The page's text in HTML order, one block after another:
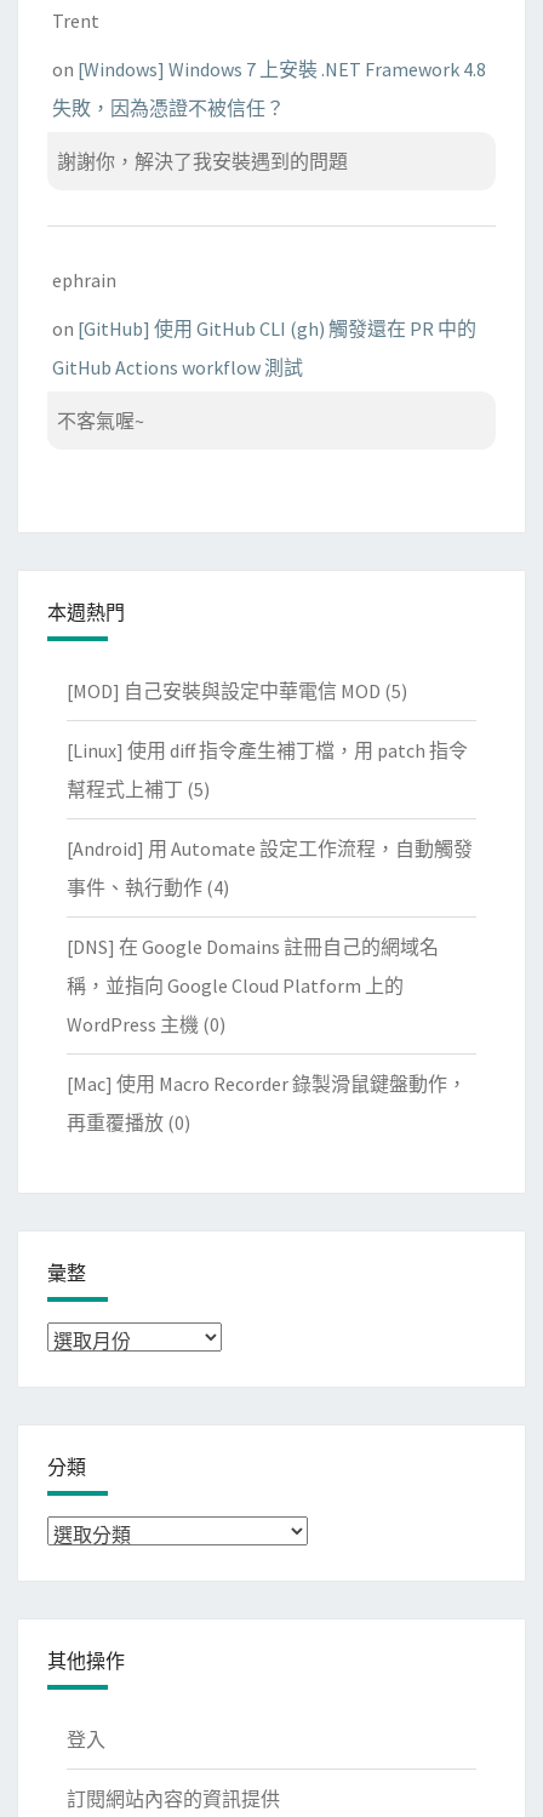
Trent
on [Windows] Windows 7 上安裝 .NET Framework 4.8
失敗，因為憑證不被信任？
謝謝你，解決了我安裝遇到的問題
ephrain
on [GitHub] 使用 GitHub CLI (gh) 觸發還在 PR 中的
GitHub Actions workflow 測試
不客氣喔~
本週熱門
[MOD] 自己安裝與設定中華電信 MOD (5)
[Linux] 使用 diff 指令產生補丁檔，用 patch 指令
幫程式上補丁 (5)
[Android] 用 Automate 設定工作流程，自動觸發
事件、執行動作 (4)
[DNS] 在 Google Domains 註冊自己的網域名
稱，並指向 Google Cloud Platform 上的
WordPress 主機 (0)
[Mac] 使用 Macro Recorder 錄製滑鼠鍵盤動作，
再重覆播放 (0)
彙整
彙
分類
分
其他操作
登入
訂閱網站內容的資訊提供